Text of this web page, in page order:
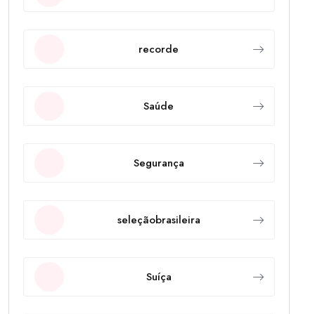
recorde
Saúde
Segurança
seleçãobrasileira
Suíça